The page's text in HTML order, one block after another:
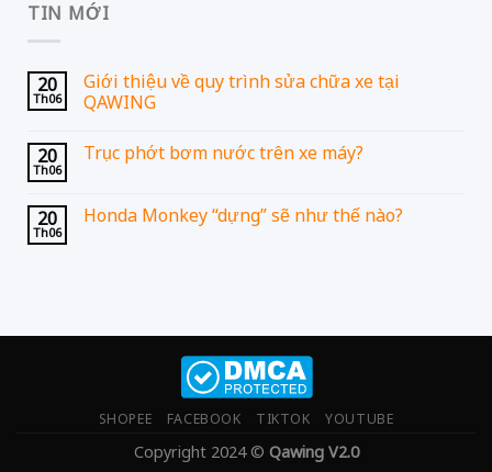
TIN MỚI
20
Th06
Giới thiệu về quy trình sửa chữa xe tại
QAWING
20
Th06
Trục phớt bơm nước trên xe máy?
20
Th06
Honda Monkey “dựng” sẽ như thế nào?
SHOPEE FACEBOOK TIKTOK YOUTUBE
Copyright 2024 © Qawing V2.0